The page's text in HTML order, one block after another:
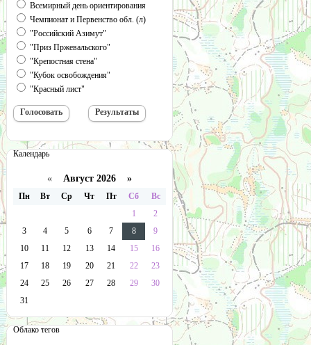
Всемирный день ориентирования
Чемпионат и Первенство обл. (л)
"Российский Азимут"
"Приз Пржевальского"
"Крепостная стена"
"Кубок освобождения"
"Красный лист"
Календарь
« Август 2026 »
Пн Вт Ср Чт Пт Сб
Вс
1
2
3
4 5 6 7 8
9
10
11 12 13 14 15
16
17
18 19 20 21 22
23
24
25 26 27 28 29
30
31
Облако тегов